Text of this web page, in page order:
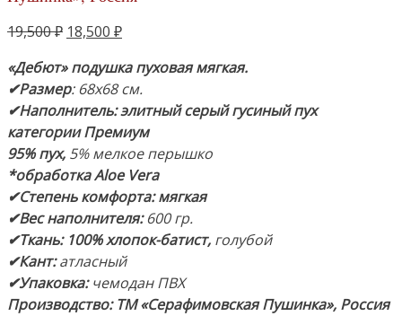
19,500₽ Первоначальная
составляла
19,500 ₽.
18,500 ₽Текущая
18,500 ₽.
«Дебют» подушка пуховая мягкая.
✔Размер: 68х68 см.
✔Наполнитель:элитный серый гусиный пух
категории Премиум
95% пух, 5% мелкое перышко
*обработка Aloe Vera
✔Степенькомфорта:мягкая
✔Вес наполнителя:600 гр.
✔Ткань: 100% хлопок-батист, голубой
✔Кант:атласный
✔Упаковка:чемодан ПВХ
Производство: ТМ «Серафимовская Пушинка», Россия